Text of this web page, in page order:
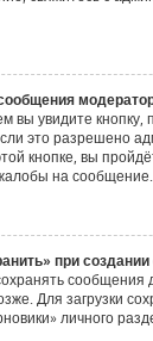
вы увидите кнопку,
это разрешено
кнопке, вы
на сообщение.
при
сообщения
Для загрузки
личного